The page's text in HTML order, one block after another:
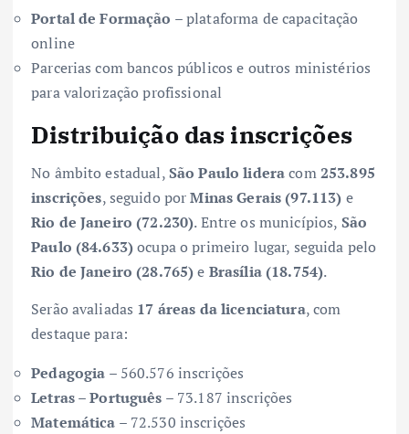
Portal de Formação – plataforma de capacitação
online
Parcerias com bancos públicos e outros ministérios
para valorização profissional
Distribuição das inscrições
No âmbito estadual,São Paulo lideracom253.895
inscrições, seguido porMinas Gerais (97.113) e
Rio de Janeiro (72.230). Entre os municípios, São
Paulo (84.633)ocupa o primeiro lugar, seguida pelo
Rio de Janeiro (28.765)e Brasília (18.754).
Serão avaliadas 17 áreas da licenciatura, com
destaque para:
Pedagogia – 560.576 inscrições
Letras – Português – 73.187 inscrições
Matemática – 72.530 inscrições